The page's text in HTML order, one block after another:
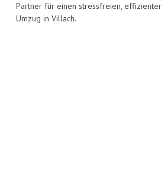
Partner für einen stressfreien,
Umzug in Villach.